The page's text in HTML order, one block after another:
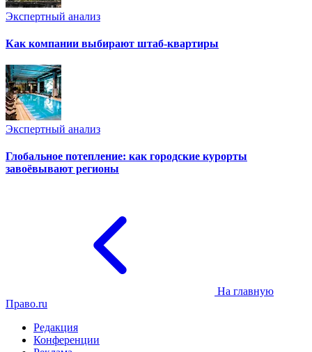
Экспертный анализ
Как компании выбирают штаб-квартиры
Экспертный анализ
Глобальное потепление: как городские курорты
завоёвывают регионы
На главную
Право.ru
Редакция
Конференции